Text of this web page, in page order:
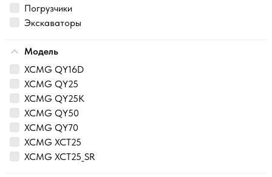
Погрузчики
Экскаваторы
Модель
XCMG QY16D
XCMG QY25
XCMG QY25K
XCMG QY50
XCMG QY70
XCMG XCT25
XCMG XCT25_SR